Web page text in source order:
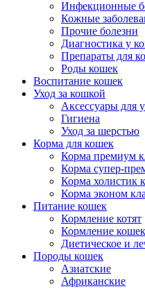
Инфекционные
Кожные
Прочие болезни
Диагностика у
Препараты для
Роды кошек
Воспитание кошек
Уход за кошкой
Аксессуары для
Гигиена
Уход за шерстью
Корма для кошек
Корма премиум
Корма супер-
Корма холистик
Корма эконом
Питание кошек
Кормление котят
Кормление кошек
Диетическое и
Породы кошек
Азиатские
Африканские